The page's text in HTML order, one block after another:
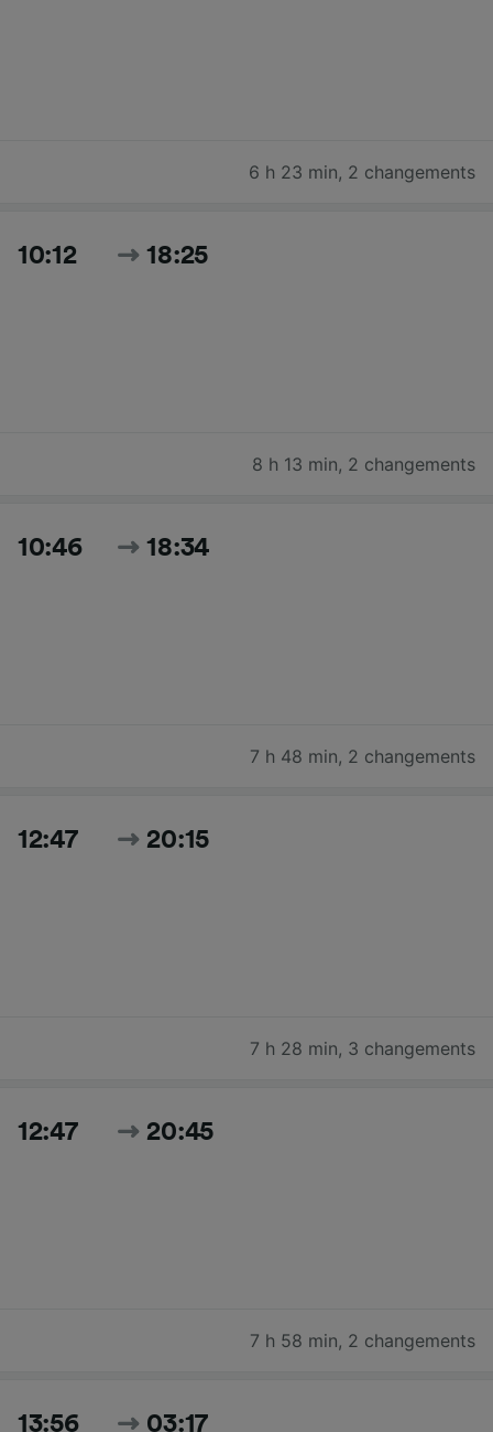
6 h 23 min, 2 changements
10:12 18:25
8 h 13 min, 2 changements
10:46 18:34
7 h 48 min, 2 changements
12:47 20:15
7 h 28 min, 3 changements
12:47 20:45
7 h 58 min, 2 changements
13:56 03:17